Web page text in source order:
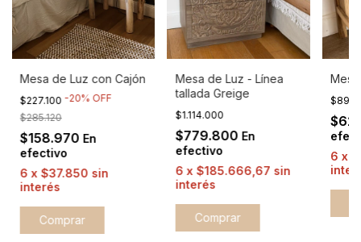
Mesa de Luz con Cajón
$227.100 -20% OFF
$285.120
$158.970 En
efectivo
6 x$37.850 sin
interés
Comprar
Mesa de Luz - Línea
tallada Greige
$1.114.000
$779.800 En
efectivo
6 x$185.666,67 sin
interés
6 x